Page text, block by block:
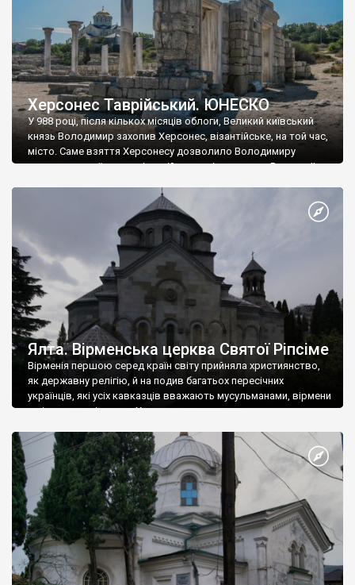
Херсонес Таврійський. ЮНЕСКО
У 988 році, після кількох місяців облоги, Великий київський
князь Володимир захопив Херсонес, візантійське, на той час,
місто. Саме взяття Херсонесу дозволило Володимиру
диктувати свої умови візантійському імператору Василю ІІ, та
Херсонесі Володимир-язичник, став Василем-християнином.
А потім було Хрещення Русі. На честь Херсонесу Таврійського
Ялта. Вірменська церква Святої Ріпсіме
Вірменія першою серед країн світу прийняла християнство,
як державну релігію, й на подив багатьох пересічних
українців, які усіх кавказців вважають мусульманами, вірмени
є відданими вірянами Христа